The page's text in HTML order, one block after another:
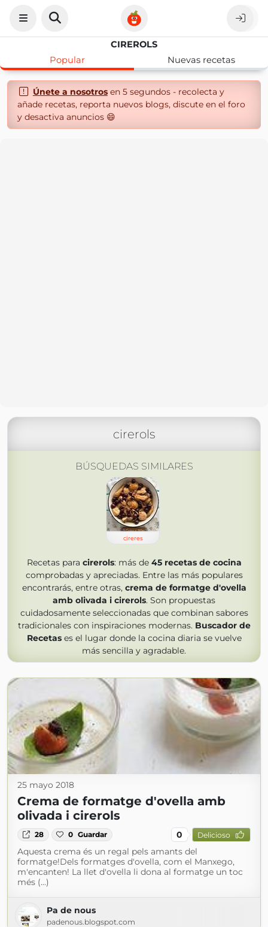
CIREROLS
Popular
Nuevas recetas
Únete a nosotrosen 5 segundos - recolecta y
añade recetas, reporta nuevos blogs, discute en el foro
y desactiva anuncios 😄
cirerols
BÚSQUEDAS SIMILARES
cireres
Recetas para cirerols: más de 45 recetas de cocina
comprobadas y apreciadas. Entre las más populares
encontrarás, entre otras, crema de formatge d'ovella
amb olivada i cirerols. Son propuestas
cuidadosamente seleccionadas que combinan sabores
tradicionales con inspiraciones modernas. Buscador de
Recetases el lugar donde la cocina diaria se vuelve
más sencilla y agradable.
25 mayo 2018
Crema de formatge d'ovella amb
olivada i cirerols
28 0 Guardar 0 Delicioso
Aquesta crema és un regal pels amants del
formatge!Dels formatges d'ovella, com el Manxego,
m'encanten! La llet d'ovella li dona al formatge un toc
més (...)
Pa de nous
padenous.blogspot.com